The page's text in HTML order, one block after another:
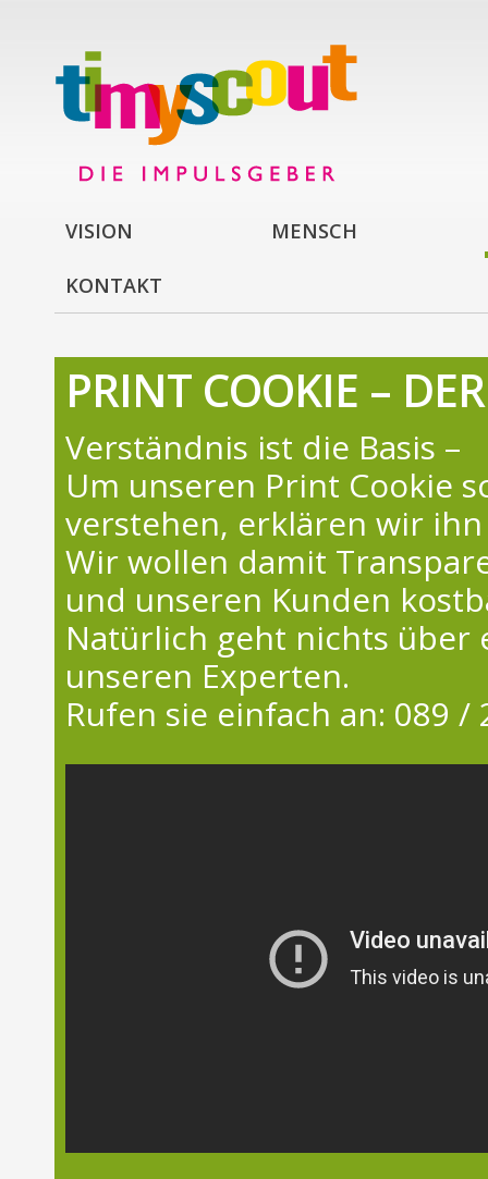
VISION MENSCH
KONTAKT
PRINT COOKIE –
Verständnis ist die Basis –
Um unseren Print Cookie
verstehen, erklären wir
Wir wollen damit
und unseren Kunden
Natürlich geht nichts über
unseren Experten.
Rufen sie einfach an: 089 /